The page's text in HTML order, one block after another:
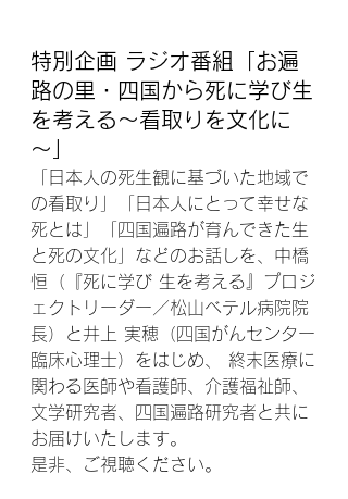
特別企画 ラジオ番組「 お遍
路の里・四国から死に学び生
を考える～看取りを文化に
～
「日本人の死生観に基づいた地域で
の看取り」「日本人にとって幸せな
死とは」「四国遍路が育んできた生
と死の文化」などのお話しを、中橋
恒（『死に学び 生を考える』プロジ
ェクトリーダー／松山ベテル病院院
長）と井上 実穂（四国がんセンター
臨床心理士）をはじめ、 終末医療に
関わる医師や看護師、介護福祉師、
文学研究者、四国遍路研究者と共に
お届けいたします。
是非、ご視聴ください。